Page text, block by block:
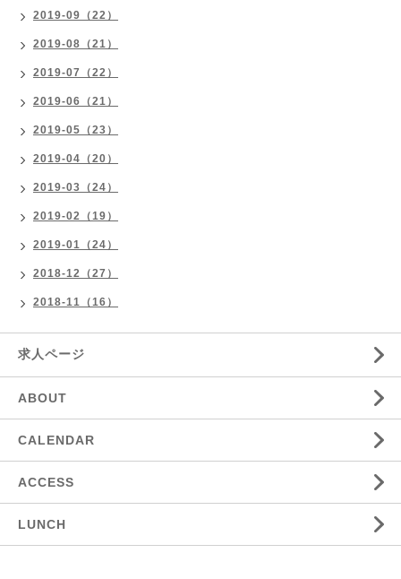
2019-09（22）
2019-08（21）
2019-07（22）
2019-06（21）
2019-05（23）
2019-04（20）
2019-03（24）
2019-02（19）
2019-01（24）
2018-12（27）
2018-11（16）
求人ページ
ABOUT
CALENDAR
ACCESS
LUNCH